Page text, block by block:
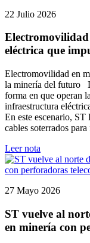
22 Julio 2026
eléctrica que
Electromovilidad en
la minería del futuro
forma en que operan
infraestructura
En este escenario,
cables soterrados
Leer nota
27 Mayo 2026
ST vuelve al
en minería con